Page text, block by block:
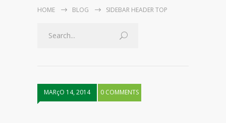
HOME BLOG SIDEBAR HEADER TOP
MARçO 14, 2014 0 COMMENTS